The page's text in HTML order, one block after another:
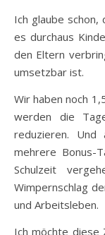
Ich glaube
es durchaus
den Eltern
umsetzbar ist.
Wir haben noch
werden die
reduzieren.
mehrere Bonus-
Schulzeit
Wimpernschlag
und Arbeitsleben.
Ich möchte diese